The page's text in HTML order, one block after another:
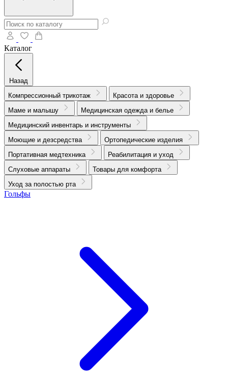
Каталог
Назад
Компрессионный трикотаж
Красота и здоровье
Маме и малышу
Медицинская одежда и белье
Медицинский инвентарь и инструменты
Моющие и дезсредства
Ортопедические изделия
Портативная медтехника
Реабилитация и уход
Слуховые аппараты
Товары для комфорта
Уход за полостью рта
Гольфы